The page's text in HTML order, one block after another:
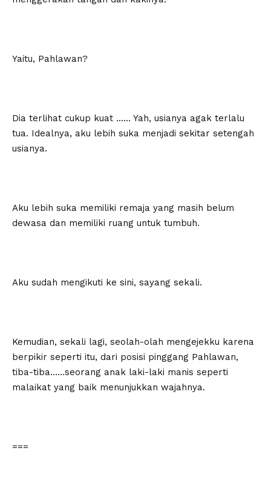
Yaitu, Pahlawan?
Dia terlihat cukup kuat …… Yah, usianya agak terlalu
tua. Idealnya, aku lebih suka menjadi sekitar setengah
usianya.
Aku lebih suka memiliki remaja yang masih belum
dewasa dan memiliki ruang untuk tumbuh.
Aku sudah mengikuti ke sini, sayang sekali.
Kemudian, sekali lagi, seolah-olah mengejekku karena
berpikir seperti itu, dari posisi pinggang Pahlawan,
tiba-tiba……seorang anak laki-laki manis seperti
malaikat yang baik menunjukkan wajahnya.
===